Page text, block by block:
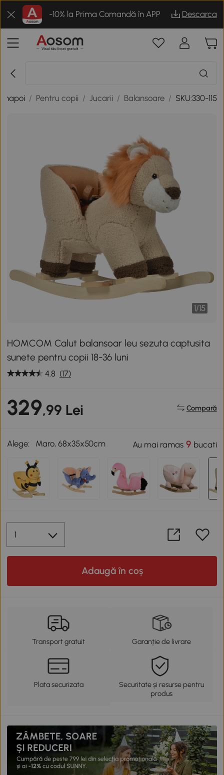
-10% la Prima Comandă în APP Descarca
Inapoi / Pentru copii / Jucarii / Balansoare / SKU:330-115
1/15
HOMCOM Calut balansoar leu sezuta captusita
sunete pentru copii 18-36 luni
4.8 (17)
329,99 Lei Compară
Alege: Maro, 68x35x50cm Au mai ramas9 bucati
Adaugă în coș
Transport gratuit Garanție de livrare
Plata securizata
Securitate și resurse pentru
produs